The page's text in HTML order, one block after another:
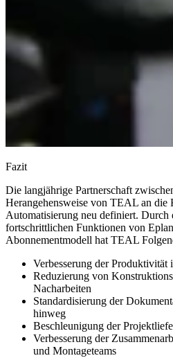
Fazit
Die langjährige Partnerschaft
Herangehensweise von TEAL an die
Automatisierung neu definiert. Durch
fortschrittlichen Funktionen von
Abonnementmodell hat TEAL
Verbesserung der Produktivität
Reduzierung von
Nacharbeiten
Standardisierung der
hinweg
Beschleunigung der
Verbesserung der
und Montageteams